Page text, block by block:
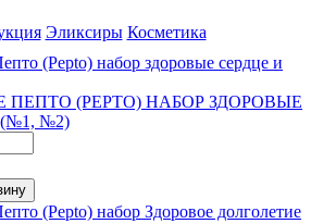
Эликсиры Косметика
(PEPTO) НАБОР ЗДОРОВЫЕ
№2)